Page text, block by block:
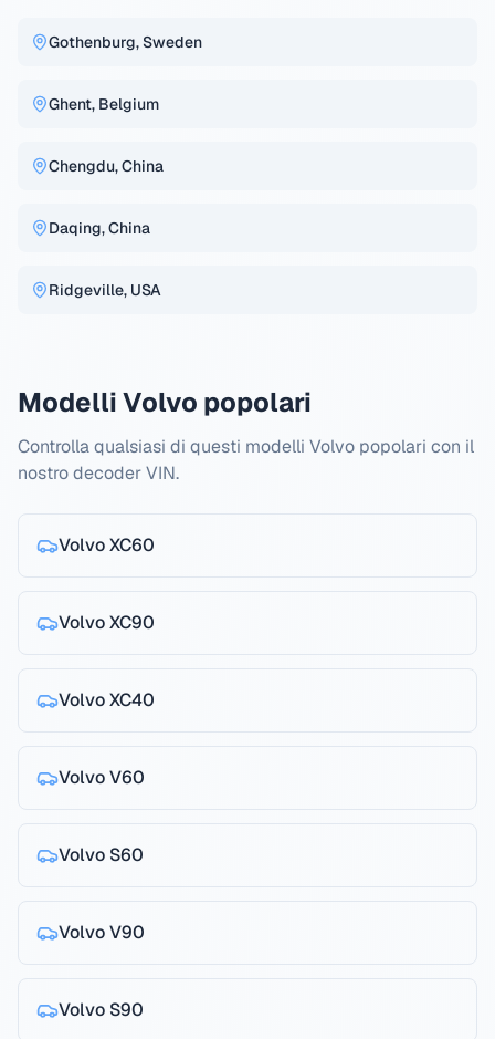
Gothenburg, Sweden
Ghent, Belgium
Chengdu, China
Daqing, China
Ridgeville, USA
Modelli Volvo popolari
Controlla qualsiasi di questi modelli Volvo popolari con il
nostro decoder VIN.
VolvoXC60
VolvoXC90
VolvoXC40
VolvoV60
Volvo S60
VolvoV90
Volvo S90